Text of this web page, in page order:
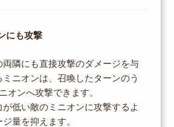
にも攻撃
隣にも直接攻撃のダメージを与
ニオンは、召喚したターンのう
オンへ攻撃できます。
低い敵のミニオンに攻撃するよ
量を抑えます。